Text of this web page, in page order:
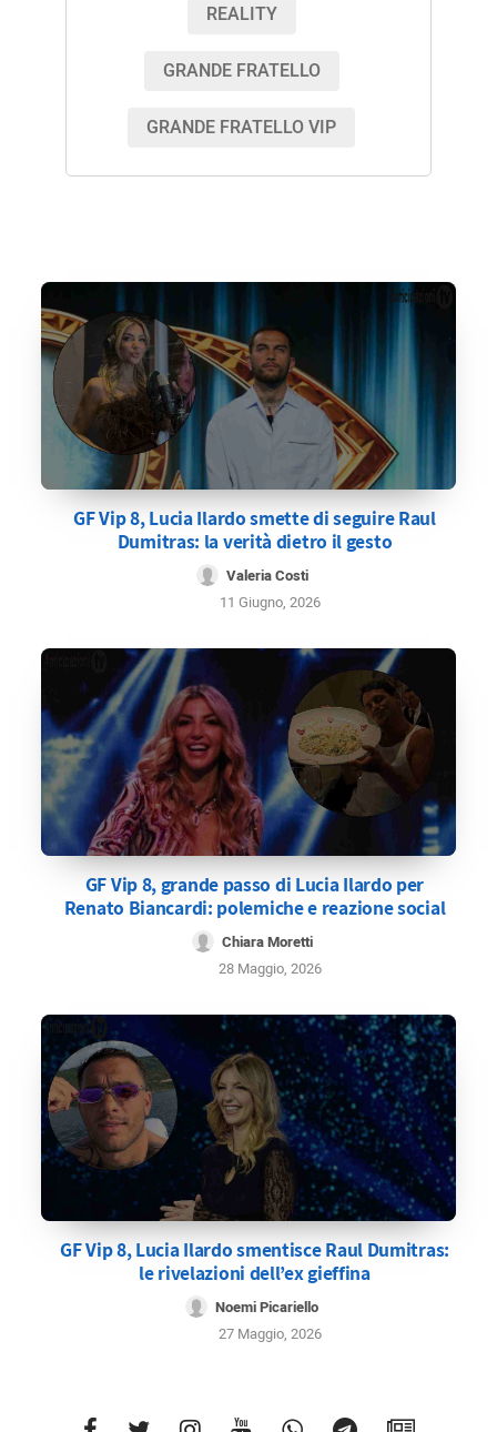
REALITY
GRANDE FRATELLO
GRANDE FRATELLO VIP
GF Vip 8, Lucia Ilardo smette di seguire Raul
Dumitras: la verità dietro il gesto
Valeria Costi
11 Giugno, 2026
GF Vip 8, grande passo di Lucia Ilardo per
Renato Biancardi: polemiche e reazione social
Chiara Moretti
28 Maggio, 2026
GF Vip 8, Lucia Ilardo smentisce Raul Dumitras:
le rivelazioni dell’ex gieffina
Noemi Picariello
27 Maggio, 2026